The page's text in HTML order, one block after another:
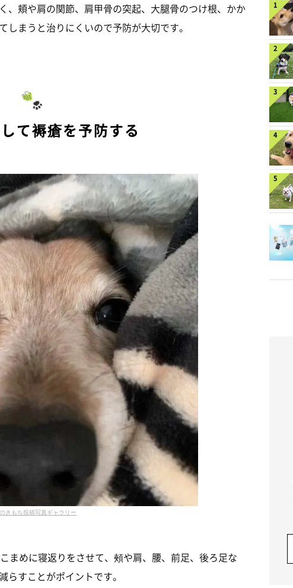
、頬や肩の関節、肩甲骨の突起、大腿骨のつけ根、かか
まうと治りにくいので予防が大切です。
て褥瘡を予防する
きもち投稿写真ギャラリー
まめに寝返りをさせて、頰や肩、腰、前足、後ろ足な
すことがポイントです。